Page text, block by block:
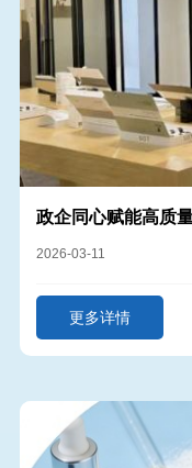
政企同心赋能高质
点赞 “中国智造” 全
2026-03-11
更多详情